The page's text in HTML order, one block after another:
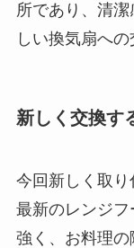
所であり、清
しい換気扇へ
新しく交換す
今回新しく取り
最新のレンジ
強く、お料理